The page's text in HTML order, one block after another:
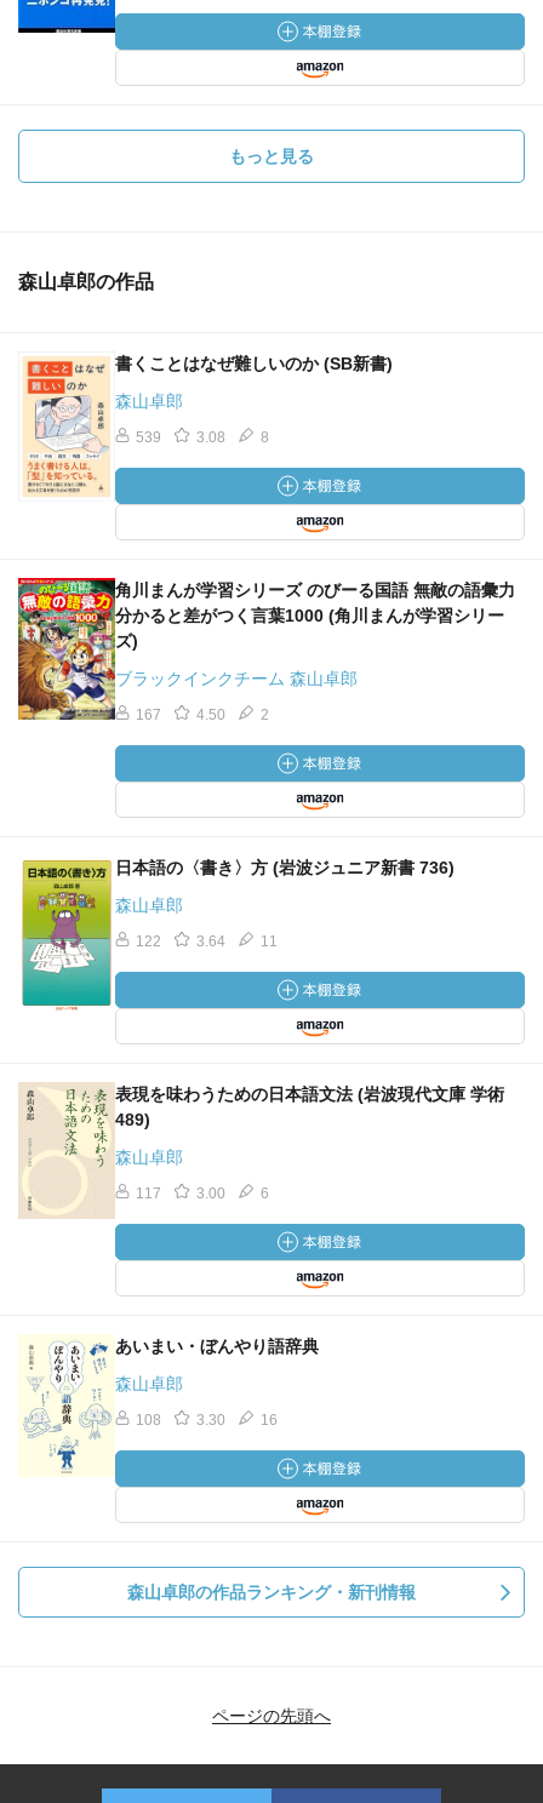
もっと見る
森山卓郎の作品
書くことはなぜ難しいのか (SB新書)
森山卓郎
539 3.08 8
角川まんが学習シリーズ のびーる国語 無敵の語彙力
分かると差がつく言葉1000 (角川まんが学習シリー
ズ)
ブラックインクチーム 森山卓郎
167 4.50 2
日本語の〈書き〉方 (岩波ジュニア新書 736)
森山卓郎
122 3.64 11
表現を味わうための日本語文法 (岩波現代文庫 学術
489)
森山卓郎
117 3.00 6
あいまい・ぼんやり語辞典
森山卓郎
108 3.30 16
森山卓郎の作品ランキング・新刊情報
ページの先頭へ